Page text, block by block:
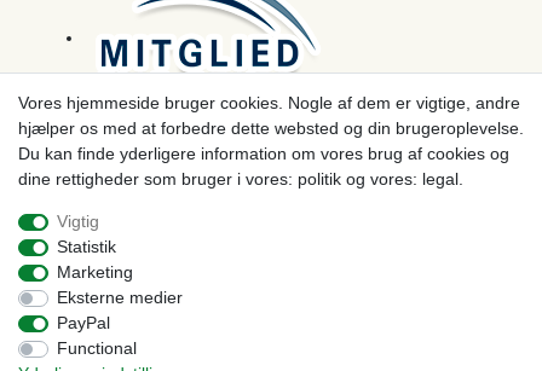
Betaling
Vores hjemmeside bruger cookies. Nogle af dem er vigtige, andre
hjælper os med at forbedre dette websted og din brugeroplevelse.
Du kan finde yderligere information om vores brug af cookies og
dine rettigheder som bruger i vores: politik og vores: legal.
Vigtig
Statistik
Marketing
Eksterne medier
PayPal
Functional